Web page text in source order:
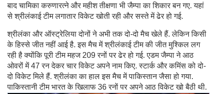
बाद चामिका करुणारत्ने और महीश तीक्षणा भी जैम्पा का शिकार बन गए. यहां
से श्रीलंकाई टीम लगातार विकेट खोती रही और सस्ते में ढेर हो गई.
श्रीलंका और ऑस्ट्रेलिया दोनों ने अभी तक दो-दो मैच खेले हैं. लेकिन किसी
के हिस्से जीत नहीं आई है. इस मैच में श्रीलंकाई टीम की जीत मुश्किल लग
रही है क्योंकि पूरी टीम महज 209 रनों पर ढेर हो गई. एडम जैम्पा ने आठ
ओवरों में 47 रन देकर चार विकेट अपने नाम किए. स्टार्क और कमिंस को दो-
दो विकेट मिले हैं. श्रीलंका का हाल इस मैच में पाकिस्तान जैसा हो गया.
पाकिस्तानी टीम भारत के खिलाफ 36 रनों पर अपने आठ विकेट खो बैठी थी.